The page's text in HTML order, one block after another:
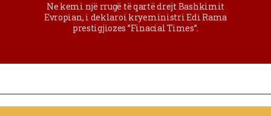
Ne kemi një rrugë të qartë drejt Bashkimit
Evropian, i deklaroi kryeministri Edi Rama
prestigjiozes ”Finacial Times”.